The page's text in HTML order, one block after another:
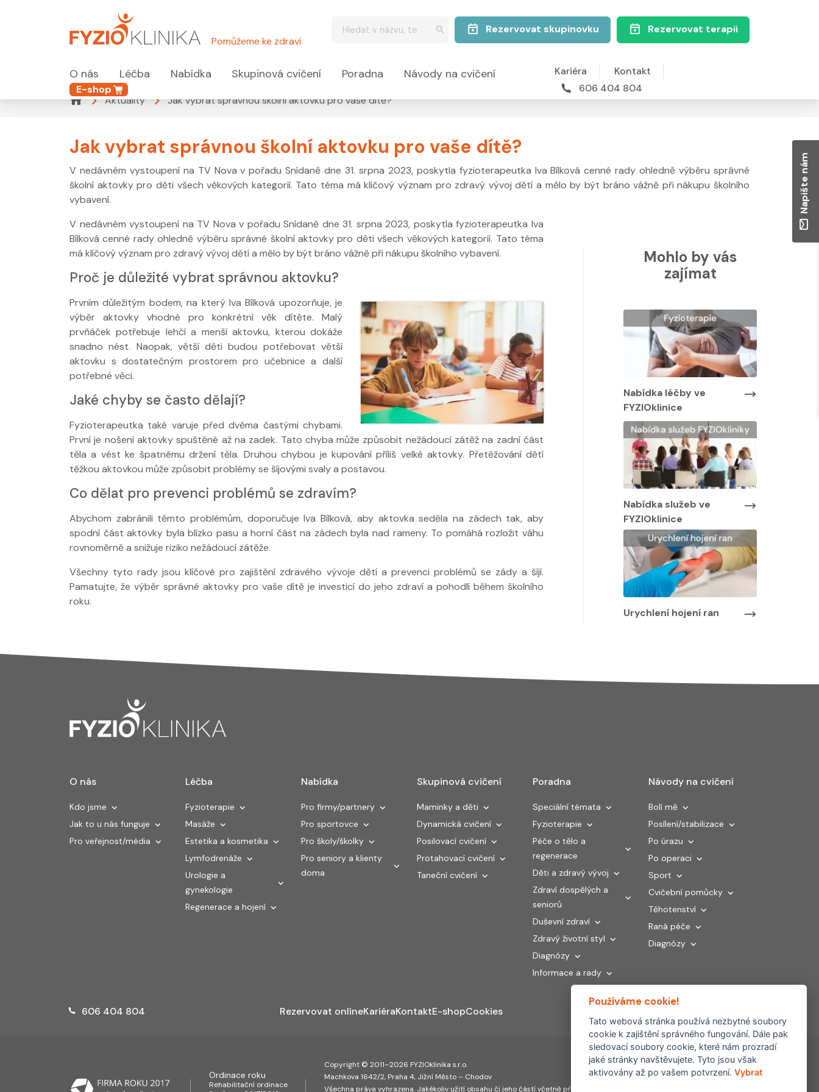
Pomůžeme ke zdraví
Rezervovat skupinovku Rezervovat terapii
O nás Léčba Nabídka Skupinová cvičení Poradna Návody na cvičení
E-shop
Kariéra
Kontakt
606 404 804
Aktuality
Jak vybrat správnou školní aktovku pro vaše dítě?
Jak vybrat správnou školní aktovku pro vaše dítě?
V nedávném vystoupení na TV Nova v pořadu Snídaně dne 31. srpna 2023, poskytla fyzioterapeutka Iva Bílková cenné rady ohledně výběru správné
školní aktovky pro děti všech věkových kategorií. Tato téma má klíčový význam pro zdravý vývoj dětí a mělo by být bráno vážně při nákupu školního
vybavení.
V nedávném vystoupení na TV Nova v pořadu Snídaně dne 31. srpna 2023, poskytla fyzioterapeutka Iva
Bílková cenné rady ohledně výběru správné školní aktovky pro děti všech věkových kategorií. Tato téma
má klíčový význam pro zdravý vývoj dětí a mělo by být bráno vážně při nákupu školního vybavení.
Proč je důležité vybrat správnou aktovku?
Prvním důležitým bodem, na který Iva Bílková upozorňuje, je
výběr aktovky vhodné pro konkrétní věk dítěte. Malý
prvňáček potřebuje lehčí a menší aktovku, kterou dokáže
snadno nést. Naopak, větší děti budou potřebovat větší
aktovku s dostatečným prostorem pro učebnice a další
potřebné věci.
Jaké chyby se často dělají?
Fyzioterapeutka také varuje před dvěma častými chybami.
První je nošení aktovky spuštěné až na zadek. Tato chyba může způsobit nežádoucí zátěž na zadní část
těla a vést ke špatnému držení těla. Druhou chybou je kupování příliš velké aktovky. Přetěžování dětí
těžkou aktovkou může způsobit problémy se šíjovými svaly a postavou.
Co dělat pro prevenci problémů se zdravím?
Abychom zabránili těmto problémům, doporučuje Iva Bílková, aby aktovka seděla na zádech tak, aby
spodní část aktovky byla blízko pasu a horní část na zádech byla nad rameny. To pomáhá rozložit váhu
rovnoměrně a snižuje riziko nežádoucí zátěže.
Všechny tyto rady jsou klíčové pro zajištění zdravého vývoje dětí a prevenci problémů se zády a šíjí.
Pamatujte, že výběr správné aktovky pro vaše dítě je investicí do jeho zdraví a pohodlí během školního
roku.
Mohlo by vás
zajímat
Nabídka léčby ve
Nabídka léčby ve
FYZIOklinice
Nabídka léčby ve
FYZIOklinice
Nabídka léčby ve
FYZIOklinice
Nabídka služeb ve
FYZIOklinice
Urychlení hojení ran
Napište nám
O nás
Kdo jsme
Jak to u nás funguje
Pro veřejnost/média
Léčba
Fyzioterapie
Masáže
Estetika a kosmetika
Lymfodrenáže
Urologie a
gynekologie
Regenerace a hojení
Nabídka
Pro firmy/partnery
Pro sportovce
Pro školy/školky
Pro seniory a klienty
doma
Skupinová cvičení
Maminky a děti
Dynamická cvičení
Posilovací cvičení
Protahovací cvičení
Taneční cvičení
Poradna
Speciální témata
Fyzioterapie
Péče o tělo a
regenerace
Děti a zdravý vývoj
Zdraví dospělých a
seniorů
Duševní zdraví
Zdravý životní styl
Diagnózy
Informace a rady
Návody na cvičení
Bolí mě
Posílení/stabilizace
Po úrazu
Po operaci
Sport
Cvičební pomůcky
Těhotenství
Raná péče
Diagnózy
606 404 804 Rezervovat onlineKariéraKontaktE-shopCookies
Ordinace roku
Rehabilitační ordinace
Copyright © 2011–2026 FYZIOklinika s.r.o.
Machkova 1642/2, Praha 4, Jižní Město – Chodov
Všechna práva vyhrazena. Jakékoliv užití obsahu či jeho částí včetně převzetí, šíření či
Partnerské
Používáme cookie!
Tato webová stránka používá nezbytné soubory
cookie k zajištění správného fungování. Dále pak
sledovací soubory cookie, které nám prozradí
jaké stránky navštěvujete. Tyto jsou však
aktivovány až po vašem potvrzení. Vybrat